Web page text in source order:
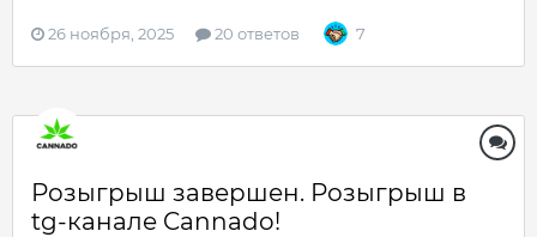
26 ноября, 2025 20 ответов 7
Розыгрыш завершен. Розыгрыш в
tg-канале Cannado!